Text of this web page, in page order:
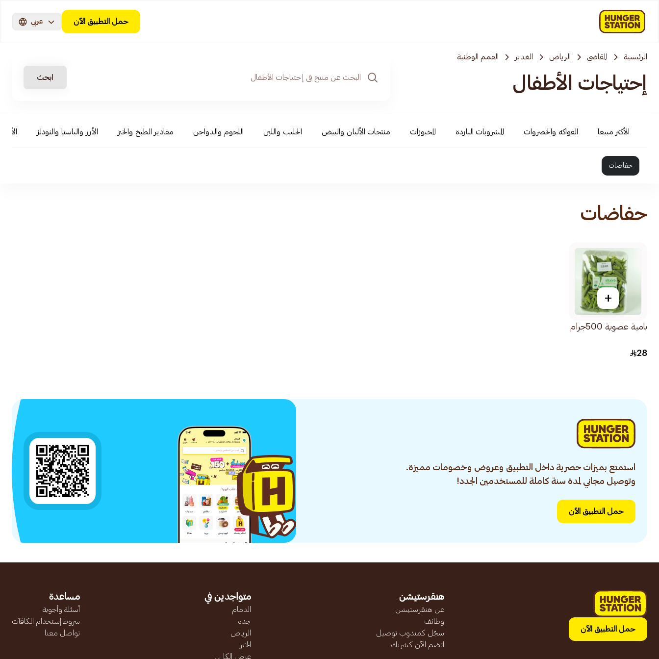
حمل التطبيق الآن عربي
الرئيسية المقاضي الرياض الغدير القمم الوطنية
إحتياجات الأطفال ابحث
الأكثر مبيعا الفواكه والخضروات المشروبات الباردة المخبوزات منتجات الألبان والبيض الحليب واللبن اللحوم والدواجن مقادير الطبخ والخبز الأرز والباستا والنودلز
حفاضات
حفاضات
+
بامية عضوية 500جرام
28
استمتع بميزات حصرية داخل التطبيق وعروض وخصومات مميزة.
وتوصيل مجاني لمدة سنة كاملة للمستخدمين الجدد!
حمل التطبيق الآن
حمل التطبيق الآن
هنقرستيشن
عن هنقرستيشن
وظائف
سجّل كمندوب توصيل
انضم الآن كشريك
متواجدين في
الدمام
جده
الرياض
الخبر
عرض الكل...
مساعدة
أسئلة وأجوبة
شروط إستخدام المكافآت
تواصل معنا